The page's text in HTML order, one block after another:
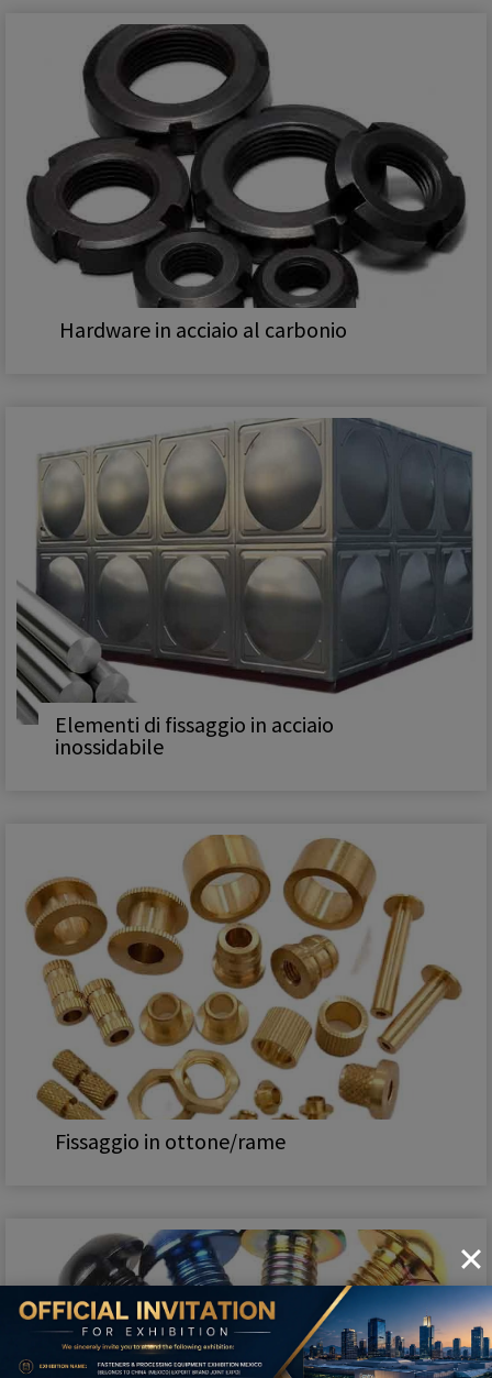
Hardware in acciaio al carbonio
Elementi di fissaggio in acciaio
inossidabile
Fissaggio in ottone/rame